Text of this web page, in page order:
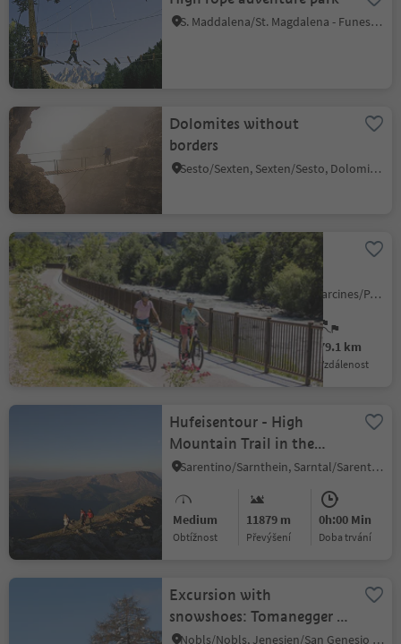
S. Maddalena/St. Magdalena - Funes/Villnöss, Villnöss/Funes, Dolomites Region Lüsen Villnöss
Dolomites without
borders
Sesto/Sexten, Sexten/Sesto, Dolomites Region 3 Zinnen
Cycling through Val
Venosta Via Claudia
Augusta
Montesole/Sonnenberg - Parcines/Partschins, Graun im Vinschgau/Curon Venosta, Vinschgau/Val Venosta
Difficult
Obtížnost
1432 m
Převýšení
79.1 km
vzdálenost
Hufeisentour - High
Mountain Trail in the
Sarntaler Alps
Sarentino/Sarnthein, Sarntal/Sarentino, Bolzano/Bozen and environs
Medium
Obtížnost
11879 m
Převýšení
0h:00 Min
doba trvání
Excursion with
snowshoes: Tomanegger -
Salten
Nobls/Nobls, Jenesien/San Genesio Atesino, Bolzano/Bozen and environs